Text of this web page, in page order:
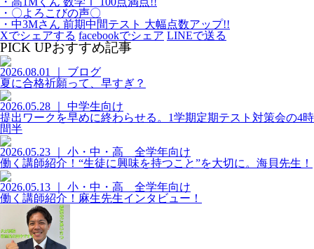
・〇よろこびの声〇
・中3Mさん 前期中間テスト 大幅点数アップ!!
Xでシェアする facebookでシェア LINEで送る
PICK UPおすすめ記事
2026.08.01 ｜ ブログ
夏に合格祈願って、早すぎ？
2026.05.28 ｜ 中学生向け
提出ワークを早めに終わらせる。1学期定期テスト対策会の4時
間半
2026.05.23 ｜ 小・中・高 全学年向け
働く講師紹介！“生徒に興味を持つこと”を大切に。海貝先生！
2026.05.13 ｜ 小・中・高 全学年向け
働く講師紹介！麻生先生インタビュー！